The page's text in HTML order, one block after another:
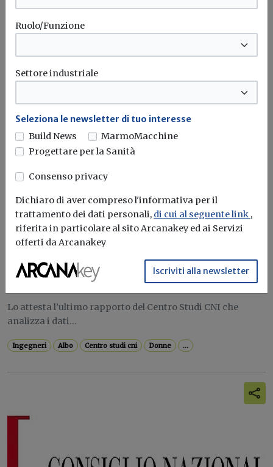
Ingegneri iscritti all’Albo, ancora in
aumento il numero. Forte crescita della
Redazione Build News
Lo attesta l’ultimo rapporto del Centro Studi CNI che
analizza i dati...
Ingegneri Albo Centro studi cni Donne ...
Ruolo/Funzione
Settore industriale
Seleziona le newsletter di tuo interesse
Build News
MarmoMacchine
Progettare per la Sanità
Consenso privacy
Dichiaro di aver compreso l'informativa per il
trattamento dei dati personali, di cui al seguente link ,
riferita in particolare al sito Arcanakey ed ai Servizi
offerti da Arcanakey
Iscriviti alla newsletter